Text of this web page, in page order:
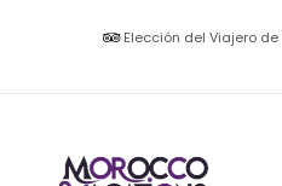
Elección del Viajero de